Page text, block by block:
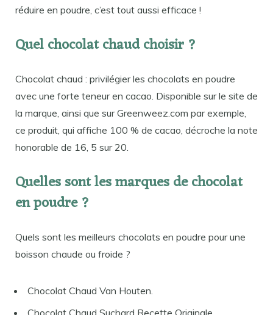
réduire en poudre, c’est tout aussi efficace !
Quel chocolat chaud choisir ?
Chocolat chaud : privilégier les chocolats en poudre
avec une forte teneur en cacao. Disponible sur le site de
la marque, ainsi que sur Greenweez.com par exemple,
ce produit, qui affiche 100 % de cacao, décroche la note
honorable de 16, 5 sur 20.
Quelles sont les marques de chocolat
en poudre ?
Quels sont les meilleurs chocolats en poudre pour une
boisson chaude ou froide ?
Chocolat Chaud Van Houten.
Chocolat Chaud Suchard Recette Originale.